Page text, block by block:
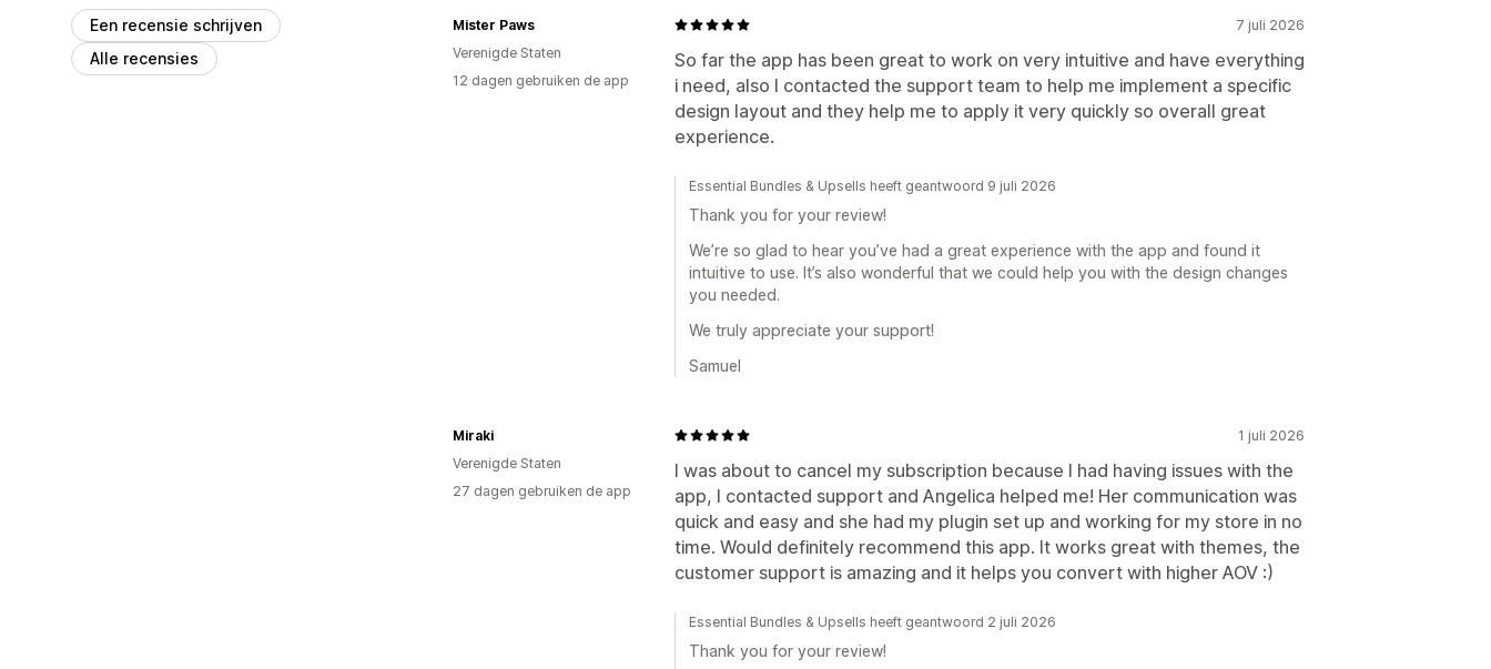
Een recensie schrijven
Alle recensies
7 juli 2026
So far the app has been great to work on very intuitive and have everything
i need, also I contacted the support team to help me implement a specific
design layout and they help me to apply it very quickly so overall great
experience.
Mister Paws
Verenigde Staten
12 dagen gebruiken de app
Essential Bundles & Upsells heeft geantwoord 9 juli 2026
Thank you for your review!
We’re so glad to hear you’ve had a great experience with the app and found it
intuitive to use. It’s also wonderful that we could help you with the design changes
you needed.
We truly appreciate your support!
Samuel
1 juli 2026
I was about to cancel my subscription because I had having issues with the
app, I contacted support and Angelica helped me! Her communication was
quick and easy and she had my plugin set up and working for my store in no
time. Would definitely recommend this app. It works great with themes, the
customer support is amazing and it helps you convert with higher AOV :)
Miraki
Verenigde Staten
27 dagen gebruiken de app
Essential Bundles & Upsells heeft geantwoord 2 juli 2026
Thank you for your review!